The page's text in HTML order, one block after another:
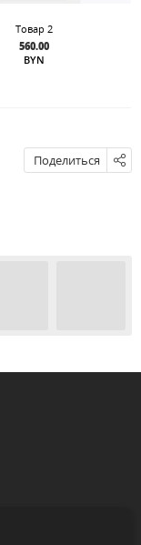
Товар 2
560.00
BYN
Поделиться